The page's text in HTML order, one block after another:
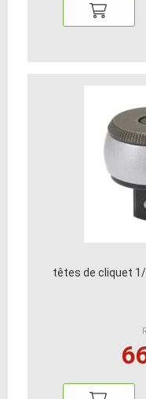
têtes de cliquet